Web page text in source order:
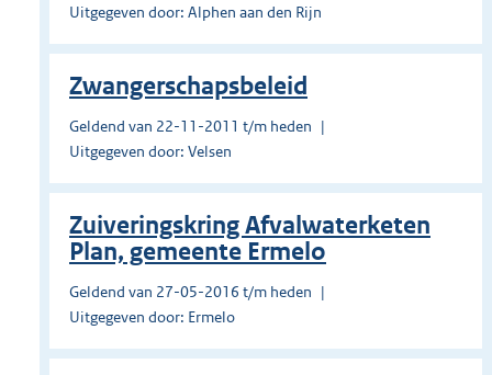
Uitgegeven door: Alphen aan den Rijn
Zwangerschapsbeleid
Geldend van 22-11-2011 t/m heden
Uitgegeven door: Velsen
Zuiveringskring Afvalwaterketen
Plan, gemeente Ermelo
Geldend van 27-05-2016 t/m heden
Uitgegeven door: Ermelo